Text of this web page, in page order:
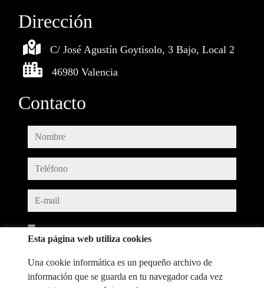
Dirección
C/ José Agustín Goytisolo, 3 Bajo, Local 2
46980 Valencia
Contacto
nombre
teléfono
e-mail
Esta página web utiliza cookies
Una cookie informática es un pequeño archivo de
información que se guarda en tu navegador cada vez